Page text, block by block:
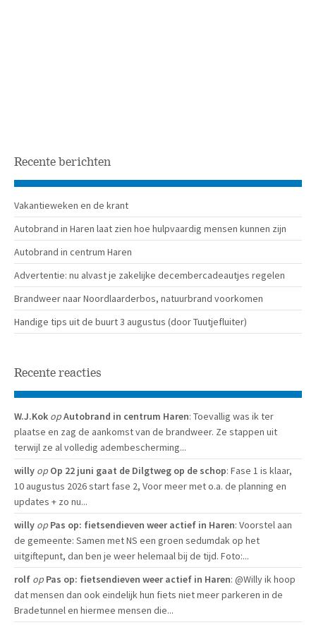
Recente berichten
Vakantieweken en de krant
Autobrand in Haren laat zien hoe hulpvaardig mensen kunnen zijn
Autobrand in centrum Haren
Advertentie: nu alvast je zakelijke decembercadeautjes regelen
Brandweer naar Noordlaarderbos, natuurbrand voorkomen
Handige tips uit de buurt 3 augustus (door Tuutjefluiter)
Recente reacties
W.J.Kok opAutobrand in centrum Haren: Toevallig was ik ter
plaatse en zag de aankomst van de brandweer. Ze stappen uit
terwijl ze al volledig adembescherming...
willy op Op 22 juni gaat de Dilgtweg op de schop: Fase 1 is klaar,
10 augustus 2026 start fase 2, Voor meer met o.a. de planning en
updates + zo nu...
willy op Pas op: fietsendieven weer actief in Haren: Voorstel aan
de gemeente: Samen met NS een groen sedumdak op het
uitgiftepunt, dan ben je weer helemaal bij de tijd. Foto:...
rolf op Pas op: fietsendieven weer actief in Haren: @Willy ik hoop
dat mensen dan ook eindelijk hun fiets niet meer parkeren in de
Bradetunnel en hiermee mensen die...